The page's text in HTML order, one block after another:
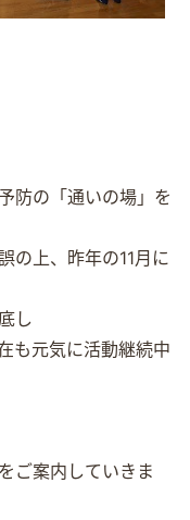
防の「通いの場」を
の上、昨年の11月に
し
も元気に活動継続中
ご案内していきま